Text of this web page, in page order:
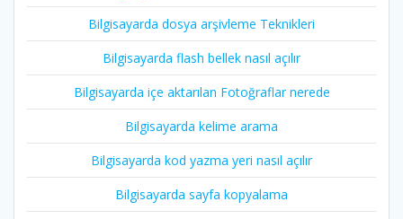
Bilgisayarda dosya arşivleme Teknikleri
Bilgisayarda flash bellek nasıl açılır
Bilgisayarda içe aktarılan Fotoğraflar nerede
Bilgisayarda kelime arama
Bilgisayarda kod yazma yeri nasıl açılır
Bilgisayarda sayfa kopyalama